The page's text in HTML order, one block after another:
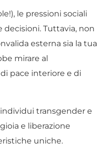
le pressioni sociali
decisioni. Tuttavia, non
esterna sia la tua
mirare al
pace interiore e di
transgender e
e liberazione
uniche.